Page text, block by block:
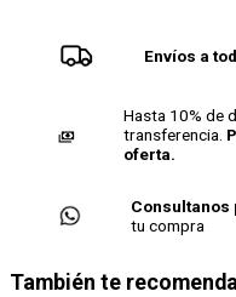
Envíos a
Hasta 10% de
transferencia.
oferta.
Consultanos
tu compra
También te